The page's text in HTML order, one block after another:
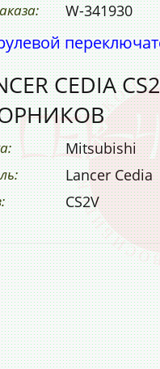
W-341930
CEDIA
Mitsubishi
Lancer Cedia
CS2V